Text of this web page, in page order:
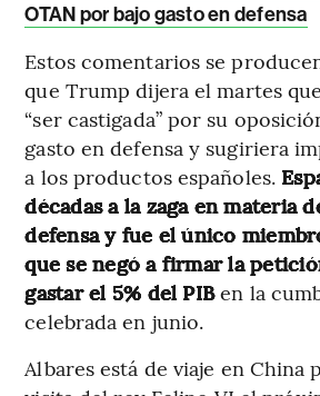
OTAN por bajo gasto en defensa
Estos comentarios se
que Trump dijera el martes
“ser castigada” por su
gasto en defensa y sugiriera
a los productos españoles.
décadas a la zaga en materia
defensa y fue el único
que se negó a firmar la
gastar el 5% del PIBen la
celebrada en junio.
Albares está de viaje en China